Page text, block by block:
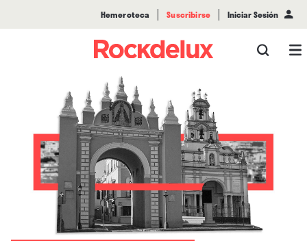
Hemeroteca Suscribirse Iniciar Sesión